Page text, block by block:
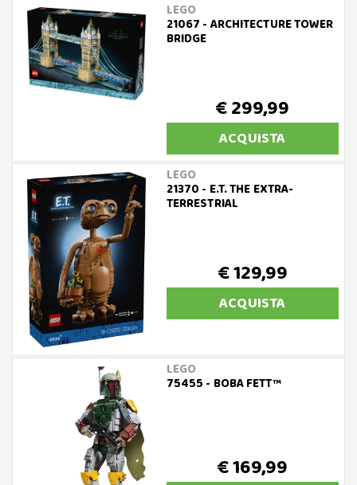
LEGO
21067 - ARCHITECTURE TOWER
BRIDGE
€ 299,99
ACQUISTA
LEGO
21370 - E.T. THE EXTRA-
TERRESTRIAL
€ 129,99
ACQUISTA
LEGO
75455 - BOBA FETT™
€ 169,99